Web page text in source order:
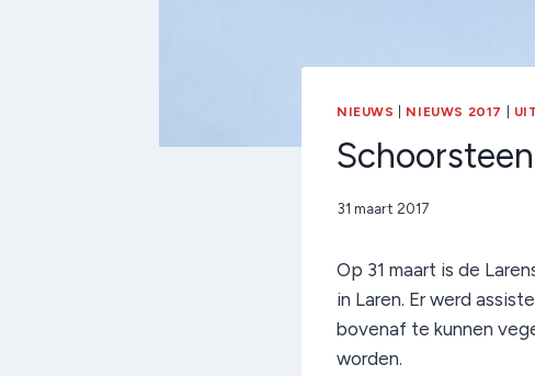
NIEUWS NIEUWS 2017
Door
31 maart 2017
Op 31 maart is de
in Laren. Er werd
bovenaf te kunnen
worden.